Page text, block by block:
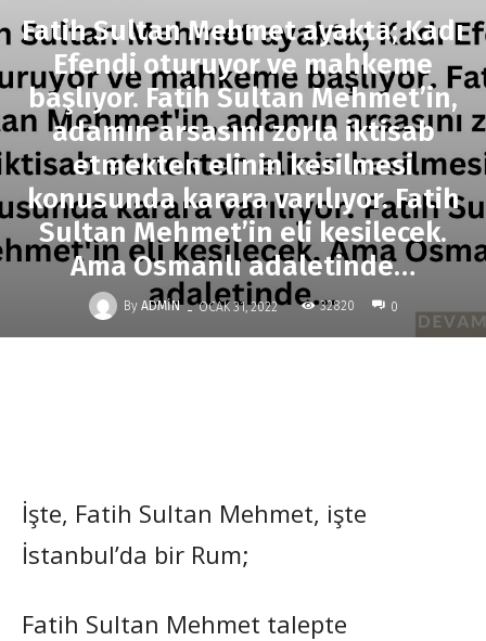
Fatih Sultan Mehmet ayakta; Kadı
Efendi oturuyor ve mahkeme
başlıyor. Fatih Sultan Mehmet’in,
adamın arsasını zorla iktisab
etmekten elinin kesilmesi
konusunda karara varılıyor. Fatih
Sultan Mehmet’in eli kesilecek.
Ama Osmanlı adaletinde…
By ADMIN - OCAK 31, 2022 32820 0
İşte, Fatih Sultan Mehmet, işte
İstanbul’da bir Rum;
Fatih Sultan Mehmet talepte